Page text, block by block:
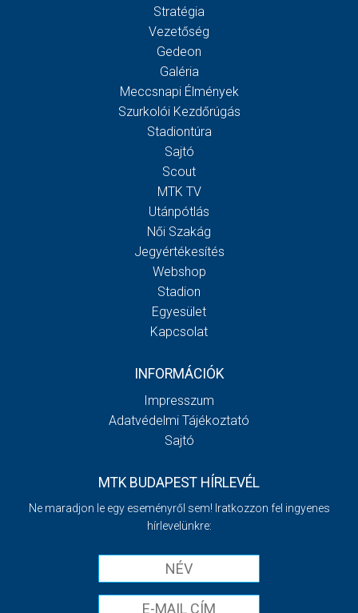
Stratégia
Vezetőség
Gedeon
Galéria
Meccsnapi Élmények
Szurkolói Kezdőrúgás
Stadiontúra
Sajtó
Scout
MTK TV
Utánpótlás
Női Szakág
Jegyértékesítés
Webshop
Stadion
Egyesület
Kapcsolat
INFORMÁCIÓK
Impresszum
Adatvédelmi Tájékoztató
Sajtó
MTK BUDAPEST HÍRLEVÉL
Ne maradjon le egy eseményről sem! Iratkozzon fel ingyenes
hírlevelünkre: